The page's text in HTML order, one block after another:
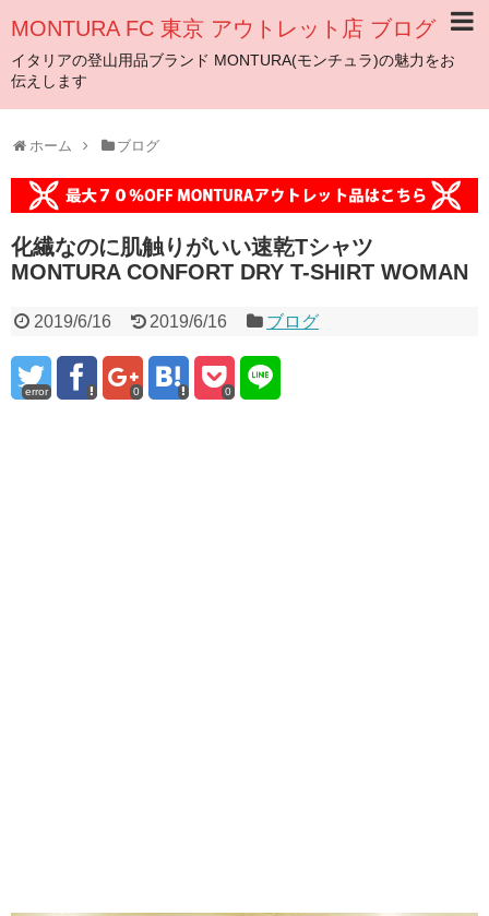
MONTURA FC 東京 アウトレット店 ブログ
イタリアの登山用品ブランド MONTURA(モンチュラ)の魅力をお
伝えします
ホーム ブログ
化繊なのに肌触りがいい速乾Tシャツ
MONTURA CONFORT DRY T-SHIRT WOMAN
2019/6/16 2019/6/16 ブログ
error 0 0